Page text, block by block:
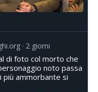
2 giorni
di foto col morto che
noto passa
più ammorbante si